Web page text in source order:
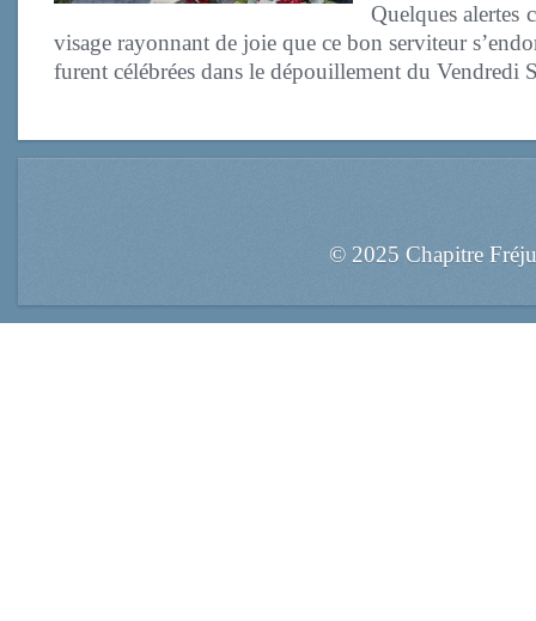
Quelques alertes
visage rayonnant de joie que ce bon serviteur
furent célébrées dans le dépouillement du Vendredi
© 2025 Chapitre